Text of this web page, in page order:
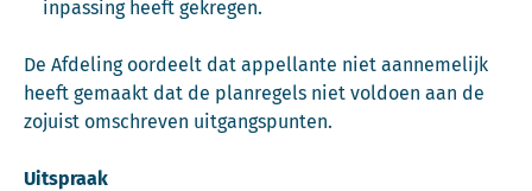
inpassing heeft gekregen.
De Afdeling oordeelt dat appellante niet aannemelijk
heeft gemaakt dat de planregels niet voldoen aan de
zojuist omschreven uitgangspunten.
Uitspraak